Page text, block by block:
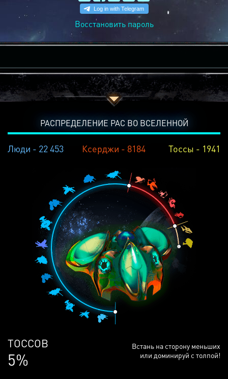
Восстановить пароль
РАСПРЕДЕЛЕНИЕ РАС ВО ВСЕЛЕННОЙ
Люди - 22 453 Ксерджи - 8184 Тоссы - 1941
ЛЮДЕЙ
68%
Встань на сторону меньших
или доминируй с толпой!